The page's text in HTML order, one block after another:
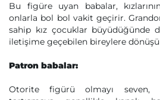
Bu figüre uyan babalar,
onlarla bol bol vakit geçirir.
sahip kız çocuklar büyüdüğünde
iletişime geçebilen bireylere
Patron babalar:
Otorite figürü olmayı seven,